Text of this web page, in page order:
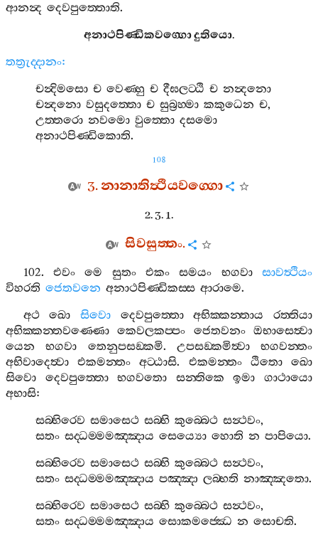
ආනන්‍ද දෙවපුත‍්තොති.
අනාථපිණ‍්ඩිකවග‍්ගොදුතියො.
තත්‍රුද‍්දානං:
චන්‍දිමසො ච වෙණ‍්හු ච දීඝලට‍්ඨි ච නන්‍දනො
චන්‍දනො වසුදත‍්තො ච සුබ්‍රහ‍්මා කකුධෙන ච,
උත‍්තරො නවමො වුත‍්තො දසමො
අනාථපිණ‍්ඩිකොති.
108
3.නානාතිත්‍ථියවග‍්ගො
2. 3. 1.
සිවසුත‍්තං.
102. එවං මෙ සුතං එකං සමයං භගවා
සාවත්‍ථියං
විහරති ජෙතවනෙ අනාථපිණ‍්ඩිකස‍්ස ආරාමෙ.
අථ
ඛො සිවො දෙවපුත‍්තො අභික‍්කන‍්තාය
රත‍්තියා
අභික‍්කන‍්තවණ‍්ණො කෙවලකප‍්පං ජෙතවනං ඔභාසෙත්‍වා
යෙන
භගවා තෙනුපසඞ‍්කමි. උපසඞ‍්කමිත්‍වා
භගවන‍්තං
අභිවාදෙත්‍වා
එකමන‍්තං අට‍්ඨාසි. එකමන‍්තං ඨිතො
ඛො
සිවො
දෙවපුත‍්තො භගවතො සන‍්තිකෙ ඉමා
ගාථායො
අභාසි:
සබ‍්භිරෙව සමාසෙථ සබ‍්භි කුබ‍්බෙථ සන්‍ථවං,
සතං සද‍්ධම‍්මමඤ‍්ඤාය සෙය්‍යො හොති න පාපියො.
සබ‍්භිරෙව සමාසෙථ සබ‍්භි කුබ‍්බෙථ සන්‍ථවං,
සතං සද‍්ධම‍්මමඤ‍්ඤාය පඤ‍්ඤා ලබ‍්භති නාඤ‍්ඤතො.
සබ‍්භිරෙව සමාසෙථ සබ‍්භි කුබ‍්බෙථ සන්‍ථවං,
සතං සද‍්ධම‍්මමඤ‍්ඤාය සොකමජ‍්ඣෙ න සොචති.